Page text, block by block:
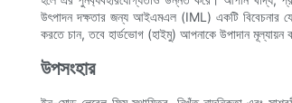
উৎপাদন দক্ষতার জন্য আইএমএল (IML) একটি বিবেচনার
করতে চান, তবে হার্ডভোগ (হাইমু) আপনাকে উপাদান মূল্যায়ন
উপসংহার